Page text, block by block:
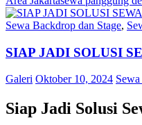
Sewa Backdrop dan Stage,
SIAP JADI SOLUSI
Galeri Oktober 10, 2024
Siap Jadi Solusi